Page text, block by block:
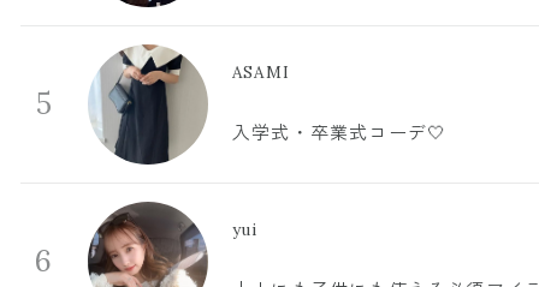
5
ASAMI
入学式・卒業式コーデ🤍
6
yui